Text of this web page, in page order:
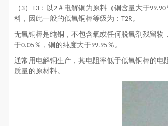
（ 3） T3：以2＃电解铜为原料（铜含量大于99.90
料，因此一般的低氧铜棒等级为： T2R 。
无氧铜棒是纯铜，不包含氧或任何脱氧剂残留
于0.05％，铜的纯度大于99.95％。
通常用电解铜生产，其电阻率低于低氧铜棒的
质量的原材料。